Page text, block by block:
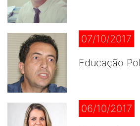
07/10/2017
Educação
06/10/2017